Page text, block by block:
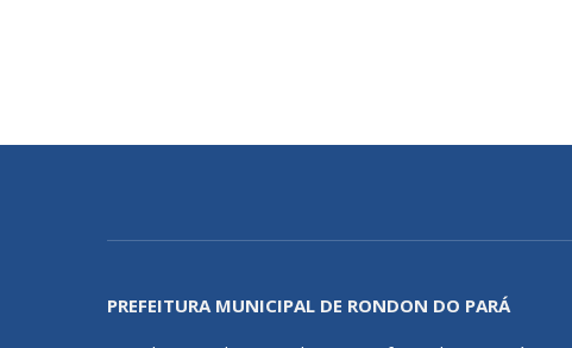
PREFEITURA MUNICIPAL DE RONDON DO PARÁ